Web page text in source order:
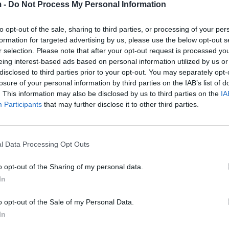
- Do Not Process My Personal Information
opt-out of the sale, sharing to third parties, or processing of your
for targeted advertising by us, please use the below opt-out
selection. Please note that after your opt-out request is processed
interest-based ads based on personal information utilized by us
to third parties prior to your opt-out. You may separately
of your personal information by third parties on the IAB’s list of
This information may also be disclosed by us to third parties on the
Participants that may further disclose it to other third parties.
Data Processing Opt Outs
opt-out of the Sharing of my personal data.
opt-out of the Sale of my Personal Data.
jeni të etur – Diabet
por nuk është vetëm kjo. Një ndjenjë etjeje e
nga diabeti, në gjak vendoset sheqer shtesë dhe
filtruar dhe përthithur sheqerin. Ndonjëherë
e tepërt shndërrohet në urinë. Kjo do të
e Adisonit
nevojë. Përveç atletëve, të cilët mund të
të njerëzve dëshira e madhe dhe e shpeshtë për të
Adisonit, në të cilën gjëndrat veshkore nuk
sepse përfshijnë kortizolin, i cili e